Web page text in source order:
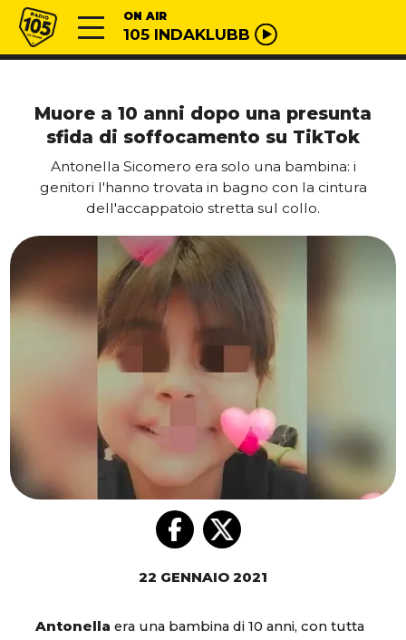
Vai al contenuto
Radio 105 ON AIR
105 INDAKLUBB
Muore a 10 anni dopo una presunta
sfida di soffocamento su TikTok
Antonella Sicomero era solo una bambina: i
genitori l'hanno trovata in bagno con la cintura
dell'accappatoio stretta sul collo.
22 GENNAIO 2021
Antonella era una bambina di 10 anni, con tutta